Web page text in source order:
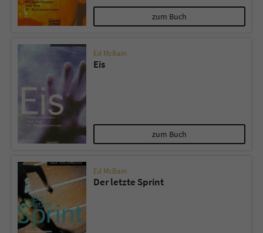
zum Buch
Ed McBain
Eis
zum Buch
Ed McBain
Der letzte Sprint